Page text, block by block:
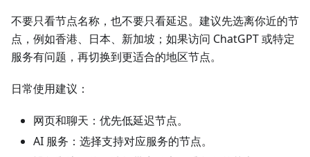
不要只看节点名称，也不要只看延迟。建议先选离你近的节
点，例如香港、日本、新加坡；如果访问 ChatGPT 或特定
服务有问题，再切换到更适合的地区节点。
日常使用建议：
网页和聊天：优先低延迟节点。
AI 服务：选择支持对应服务的节点。